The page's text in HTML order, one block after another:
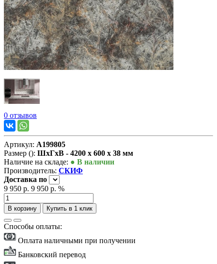
0 отзывов
Артикул: А199805
Размер (): ШxГxВ - 4200 x 600 x 38 мм
Наличие на складе: ● В наличии
Производитель: СКИФ
Доставка по
9 950 р. 9 950 р. %
В корзину Купить в 1 клик
Способы оплаты:
Оплата наличными при получении
Банковский перевод